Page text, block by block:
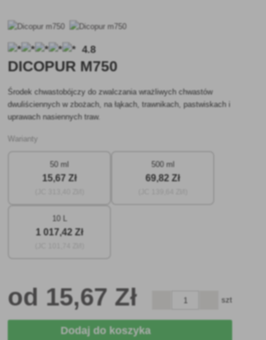
4.8
DICOPUR M750
Środek chwastobójczy do zwalczania wrażliwych chwastów
dwuliściennych w zbożach, na łąkach, trawnikach, pastwiskach i
uprawach nasiennych traw.
Warianty
50 ml
15,67 Zł
500 ml
69,82 Zł
10 L
1 017,42 Zł
od 15,67 Zł szt
Dodaj do koszyka